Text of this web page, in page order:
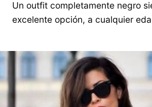
Un outfit completamente negro
excelente opción, a cualquier